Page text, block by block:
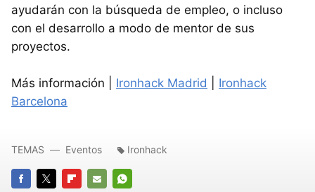
ayudarán con la búsqueda de empleo, o incluso
con el desarrollo a modo de mentor de sus
proyectos.
Más información | Ironhack Madrid
Ironhack
Barcelona
TEMAS Eventos Ironhack